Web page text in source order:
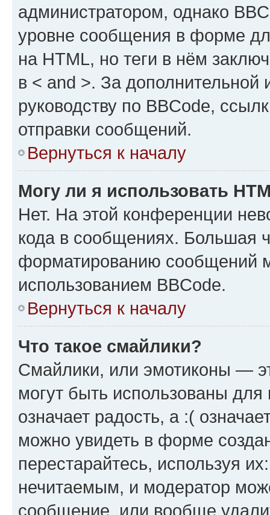
администратором, однако
уровне сообщения в форме
на HTML, но теги в нём
в < and >. За
руководству по BBCode,
отправки сообщений.
Вернуться к началу
Могу ли я использовать
Нет. На этой конференции
кода в сообщениях. Большая
форматированию сообщений
использованием BBCode.
Вернуться к началу
Что такое смайлики?
Смайлики, или эмотиконы —
могут быть использованы
означает радость, а :(
можно увидеть в форме
перестарайтесь, используя
нечитаемым, и модератор
сообщение, или вообще